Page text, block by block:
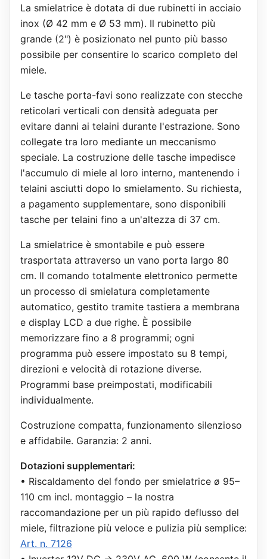
La smielatrice è dotata di due rubinetti in acciaio
inox (Ø 42 mm e Ø 53 mm). Il rubinetto più
grande (2") è posizionato nel punto più basso
possibile per consentire lo scarico completo del
miele.
Le tasche porta-favi sono realizzate con stecche
reticolari verticali con densità adeguata per
evitare danni ai telaini durante l'estrazione. Sono
collegate tra loro mediante un meccanismo
speciale. La costruzione delle tasche impedisce
l'accumulo di miele al loro interno, mantenendo i
telaini asciutti dopo lo smielamento. Su richiesta,
a pagamento supplementare, sono disponibili
tasche per telaini fino a un'altezza di 37 cm.
La smielatrice è smontabile e può essere
trasportata attraverso un vano porta largo 80
cm. Il comando totalmente elettronico permette
un processo di smielatura completamente
automatico, gestito tramite tastiera a membrana
e display LCD a due righe. È possibile
memorizzare fino a 8 programmi; ogni
programma può essere impostato su 8 tempi,
direzioni e velocità di rotazione diverse.
Programmi base preimpostati, modificabili
individualmente.
Costruzione compatta, funzionamento silenzioso
e affidabile. Garanzia: 2 anni.
Dotazioni supplementari:
• Riscaldamento del fondo per smielatrice ø 95–
110 cm incl. montaggio – la nostra
raccomandazione per un più rapido deflusso del
miele, filtrazione più veloce e pulizia più semplice:
Art. n. 7126